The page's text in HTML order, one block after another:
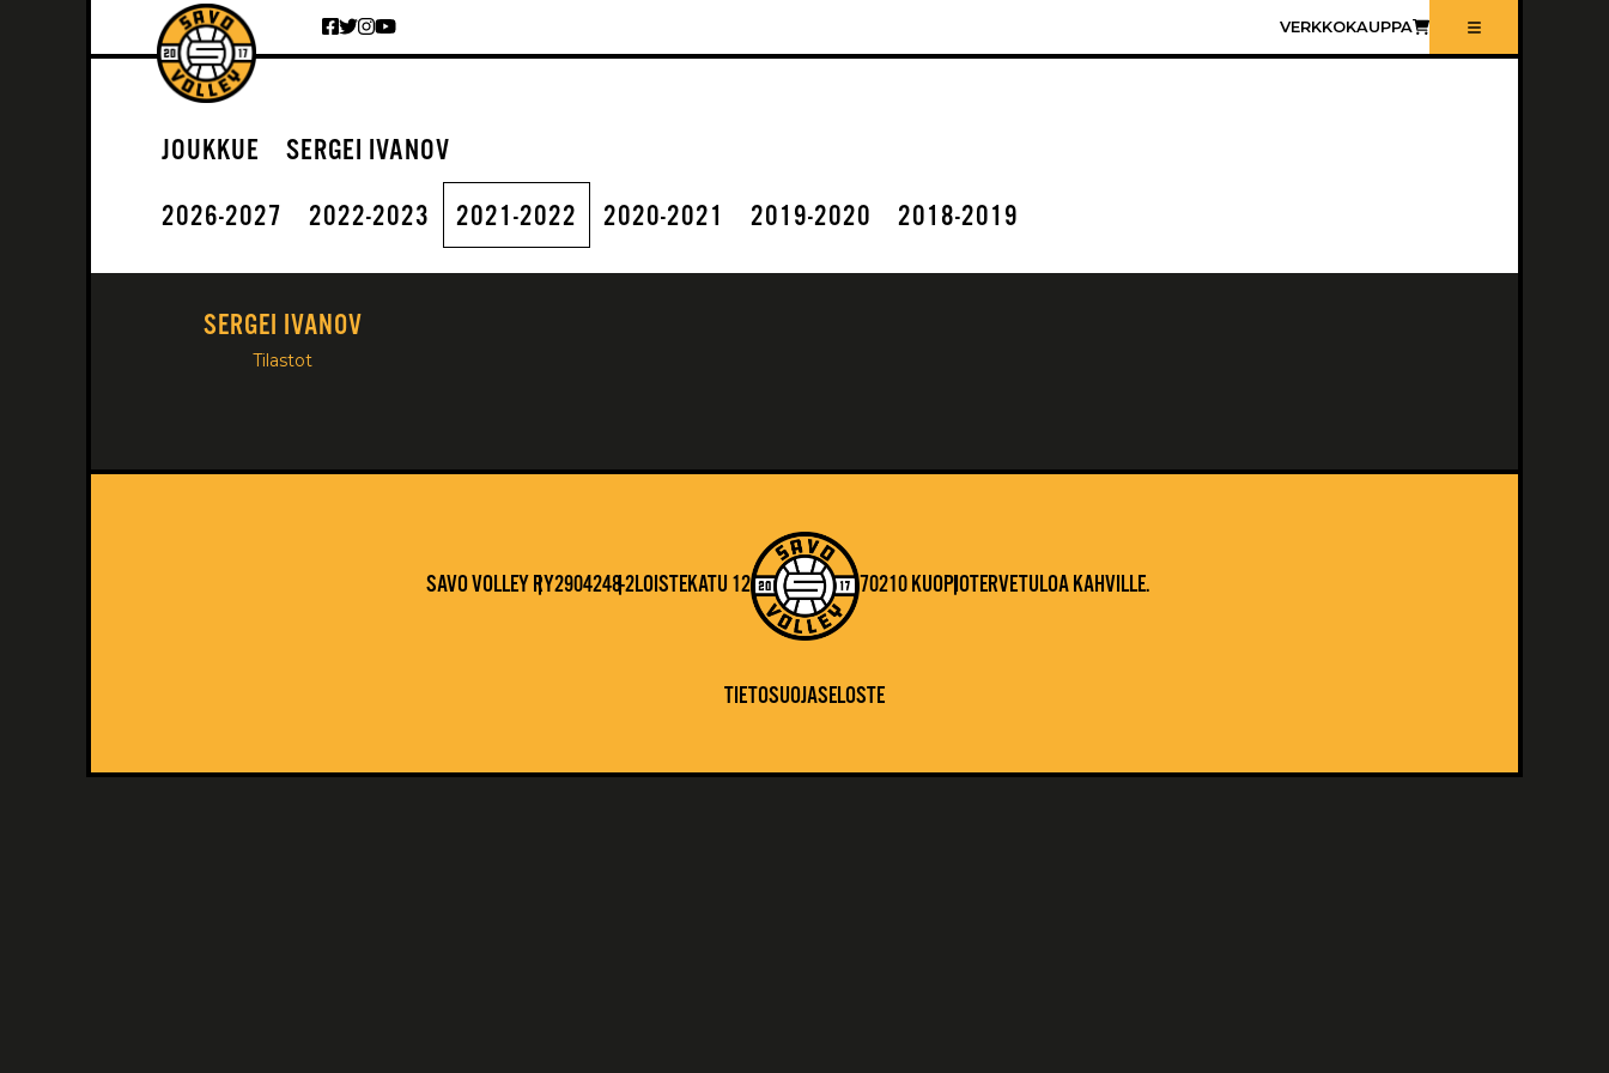
VERKKOKAUPPA
JOUKKUE
SERGEI IVANOV
2026-2027
2022-2023 2021-2022 2020-2021 2019-2020 2018-2019
SERGEI IVANOV
Tilastot
SAVO VOLLEY RY2904248-2LOISTEKATU 12 70210 KUOPIOTERVETULOA KAHVILLE.
TIETOSUOJASELOSTE